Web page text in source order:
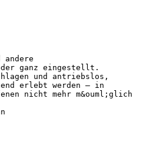
andere
ganz eingestellt.
und antriebslos,
erlebt werden – in
nicht mehr m&ouml;glich